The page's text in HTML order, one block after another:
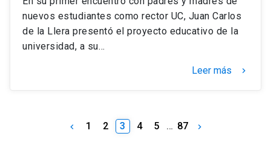
nuevos estudiantes como rector UC, Juan Carlos
de la Llera presentó el proyecto educativo de la
universidad, a su…
Leer más keyboard_arrow_right
keyboard_arrow_left 1 2 3 4 5 … 87 keyboard_arrow_right